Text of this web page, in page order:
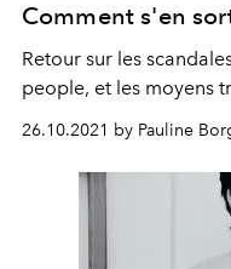
Comment s'en
Retour sur les
people, et les moyens
26.10.2021 by Pauline